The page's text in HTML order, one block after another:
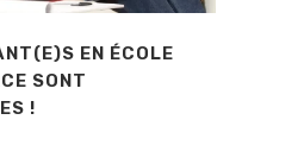
EN ÉCOLE
SONT
!